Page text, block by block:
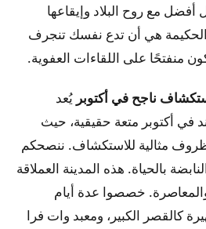
مع روح البلاد وإيقاعها
هي أن تدع نفسك تنجرف
منفتحًا على اللقاءات العفوية.
ناجح في أكتوبر يُعد
في أكتوبر متعة حقيقية، حيث
مثالية للاستكشاف. ننصحكم
بالحياة. هذه المدينة العملاقة
خصصوا عدة أيام
كالقصر الكبير، ومعبد وات فرا